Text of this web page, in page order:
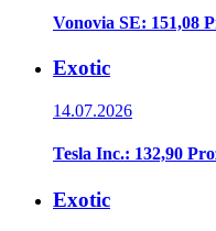
Vonovia SE: 151,08
Exotic
14.07.2026
Tesla Inc.: 132,90
Exotic